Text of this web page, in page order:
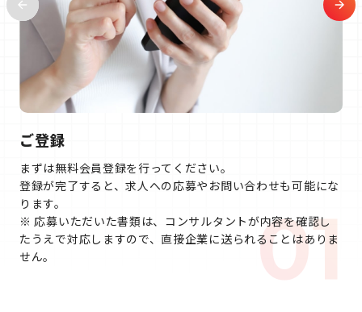
01
ご登録
まずは無料会員登録を行ってください。
登録が完了すると、求人への応募やお問い合わせも可能にな
ります。
※ 応募いただいた書類は、コンサルタントが内容を確認し
たうえで対応しますので、直接企業に送られることはありま
せん。